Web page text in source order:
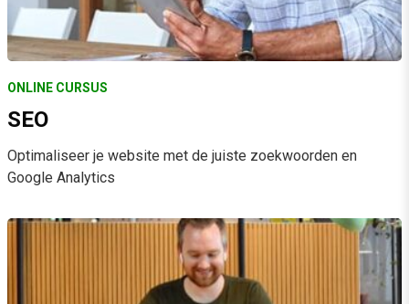
ONLINE CURSUS
SEO
Optimaliseer je website met de juiste zoekwoorden en
Google Analytics